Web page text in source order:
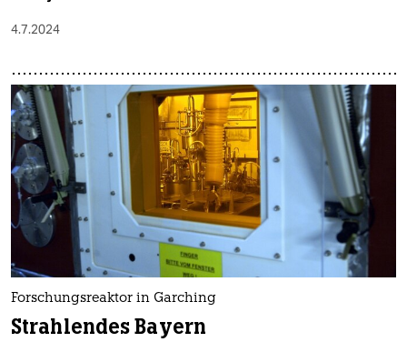
4.7.2024
Forschungsreaktor in Garching
Strahlendes Bayern